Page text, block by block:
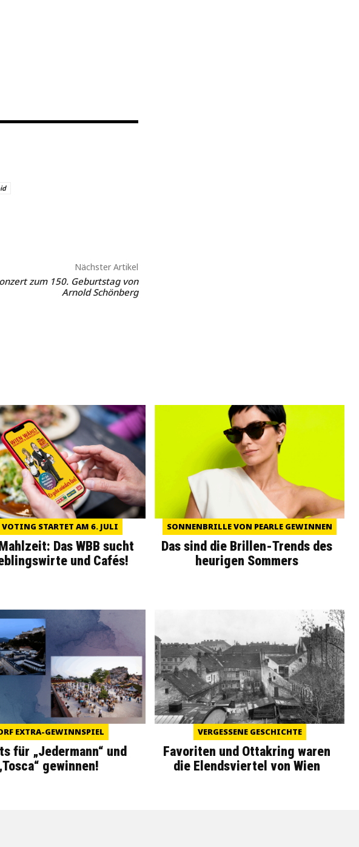
Nächster Artikel
zum 150. Geburtstag von
Arnold Schönberg
VOTING STARTET AM 6. JULI
Das WBB sucht
und Cafés!
SONNENBRILLE VON PEARLE GEWINNEN
Das sind die Brillen-Trends des
heurigen Sommers
EXTRA-GEWINNSPIEL
für „Jedermann“ und
gewinnen!
VERGESSENE GESCHICHTE
Favoriten und Ottakring waren
die Elendsviertel von Wien